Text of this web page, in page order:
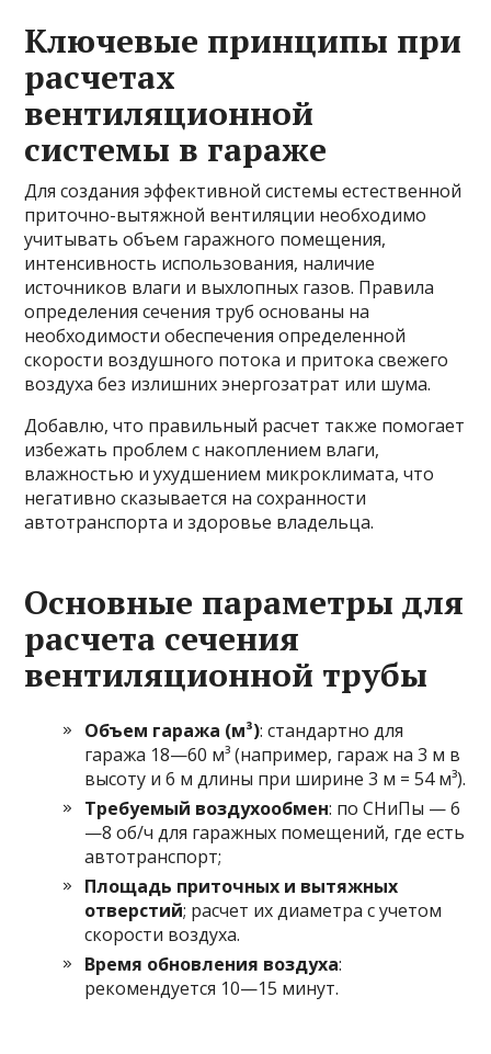
Ключевые принципы при
расчетах
вентиляционной
системы в гараже
Для создания эффективной системы естественной
приточно-вытяжной вентиляции необходимо
учитывать объем гаражного помещения,
интенсивность использования, наличие
источников влаги и выхлопных газов. Правила
определения сечения труб основаны на
необходимости обеспечения определенной
скорости воздушного потока и притока свежего
воздуха без излишних энергозатрат или шума.
Добавлю, что правильный расчет также помогает
избежать проблем с накоплением влаги,
влажностью и ухудшением микроклимата, что
негативно сказывается на сохранности
автотранспорта и здоровье владельца.
Основные параметры для
расчета сечения
вентиляционной трубы
Объем гаража (м³): стандартно для
гаража 18—60 м³ (например, гараж на 3 м в
высоту и 6 м длины при ширине 3 м = 54 м³).
Требуемый воздухообмен: по СНиПы — 6
—8 об/ч для гаражных помещений, где есть
автотранспорт;
Площадь приточных и вытяжных
отверстий; расчет их диаметра с учетом
скорости воздуха.
Время обновления воздуха:
рекомендуется 10—15 минут.